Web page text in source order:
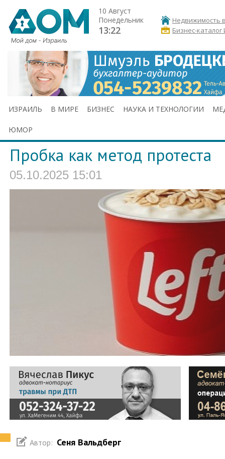
10 Август
Понедельник
13:22
Недвижимость
Бизнес-каталог
ИЗРАИЛЬ В МИРЕ БИЗНЕС НАУКА И ТЕХНОЛОГИИ
ЮМОР
Пробка как метод протеста
05.10.2025 15:01
Автор: Сеня Вальдберг